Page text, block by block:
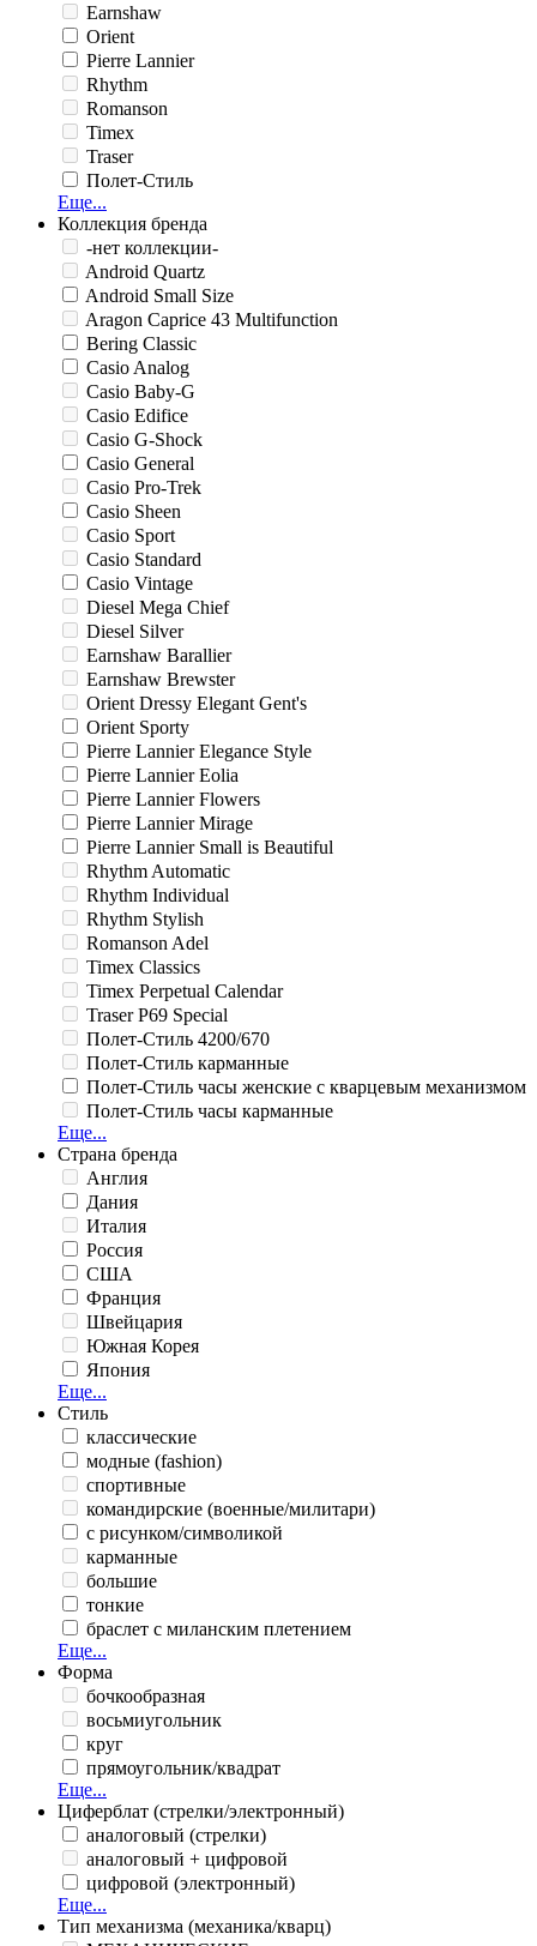
Earnshaw
Orient
Pierre Lannier
Rhythm
Romanson
Timex
Traser
Полет-Стиль
Еще...
Коллекция бренда
-нет коллекции-
Android Quartz
Android Small Size
Aragon Caprice 43 Multifunction
Bering Classic
Casio Analog
Casio Baby-G
Casio Edifice
Casio G-Shock
Casio General
Casio Pro-Trek
Casio Sheen
Casio Sport
Casio Standard
Casio Vintage
Diesel Mega Chief
Diesel Silver
Earnshaw Barallier
Earnshaw Brewster
Orient Dressy Elegant Gent's
Orient Sporty
Pierre Lannier Elegance Style
Pierre Lannier Eolia
Pierre Lannier Flowers
Pierre Lannier Mirage
Pierre Lannier Small is Beautiful
Rhythm Automatic
Rhythm Individual
Rhythm Stylish
Romanson Adel
Timex Classics
Timex Perpetual Calendar
Traser P69 Special
Полет-Стиль 4200/670
Полет-Стиль карманные
Полет-Стиль часы женские с кварцевым механизмом
Полет-Стиль часы карманные
Еще...
Страна бренда
Англия
Дания
Италия
Россия
США
Франция
Швейцария
Южная Корея
Япония
Еще...
Стиль
классические
модные (fashion)
спортивные
командирские (военные/милитари)
с рисунком/символикой
карманные
большие
тонкие
браслет с миланским плетением
Еще...
Форма
бочкообразная
восьмиугольник
круг
прямоугольник/квадрат
Еще...
Циферблат (стрелки/электронный)
аналоговый (стрелки)
аналоговый + цифровой
цифровой (электронный)
Еще...
Тип механизма (механика/кварц)